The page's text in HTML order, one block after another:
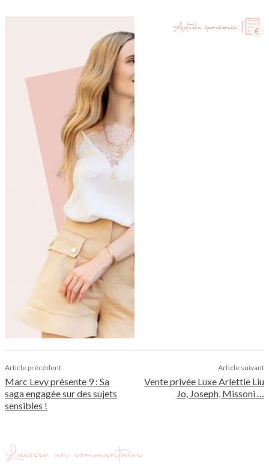
Article sponsorisé
Article précédent
Marc Levy présente 9 : Sa
saga engagée sur des sujets
sensibles !
Article suivant
Vente privée Luxe Arlettie Liu
Jo, Joseph, Missoni …
Laisser un commentaire